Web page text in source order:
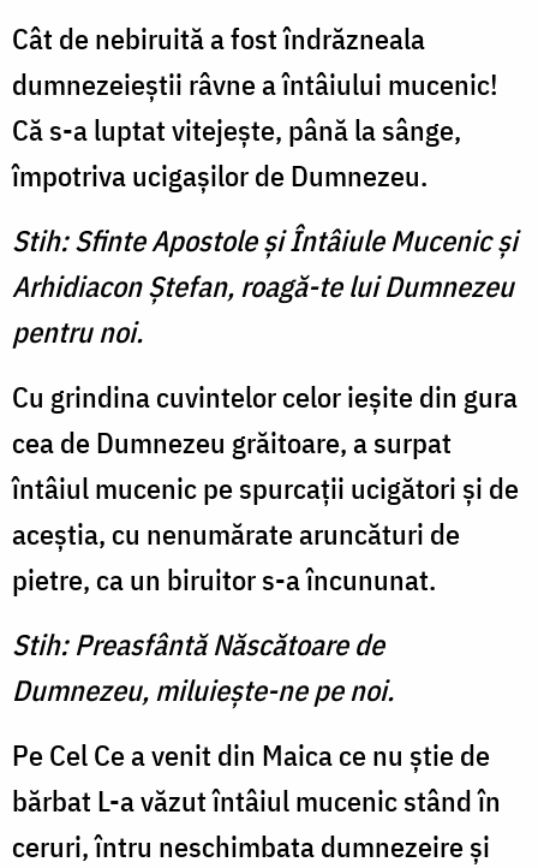
Cât de nebiruită a fost îndrăzneala
dumnezeieştii râvne a întâiului mucenic!
Că s-a luptat vitejeşte, până la sânge,
împotriva ucigaşilor de Dumnezeu.
Stih: Sfinte Apostole şi Întâiule Mucenic şi
Arhidiacon Ştefan, roagă-te lui Dumnezeu
pentru noi.
Cu grindina cuvintelor celor ieşite din gura
cea de Dumnezeu grăitoare, a surpat
întâiul mucenic pe spurcaţii ucigători şi de
aceştia, cu nenumărate aruncături de
pietre, ca un biruitor s-a încununat.
Stih: Preasfântă Născătoare de
Dumnezeu, miluieşte-ne pe noi.
Pe Cel Ce a venit din Maica ce nu ştie de
bărbat L-a văzut întâiul mucenic stând în
ceruri, întru neschimbata dumnezeire şi